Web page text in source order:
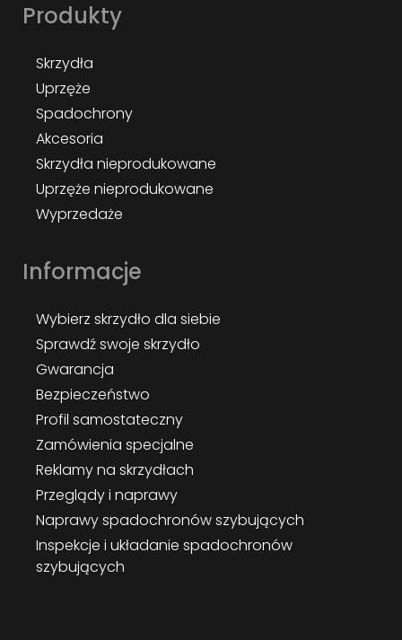
Produkty
Skrzydła
Uprzęże
Spadochrony
Akcesoria
Skrzydła nieprodukowane
Uprzęże nieprodukowane
Wyprzedaże
Informacje
Wybierz skrzydło dla siebie
Sprawdź swoje skrzydło
Gwarancja
Bezpieczeństwo
Profil samostateczny
Zamówienia specjalne
Reklamy na skrzydłach
Przeglądy i naprawy
Naprawy spadochronów szybujących
Inspekcje i układanie spadochronów
szybujących